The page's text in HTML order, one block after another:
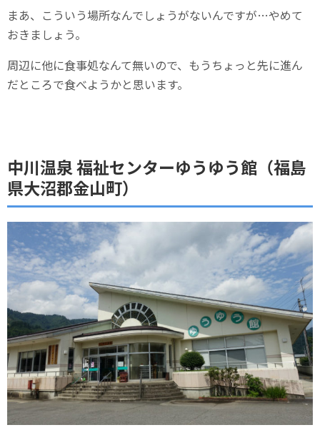
まあ、こういう場所なんでしょうがないんですが…やめて
おきましょう。
周辺に他に食事処なんて無いので、もうちょっと先に進ん
だところで食べようかと思います。
中川温泉 福祉センターゆうゆう館（福島
県大沼郡金山町）